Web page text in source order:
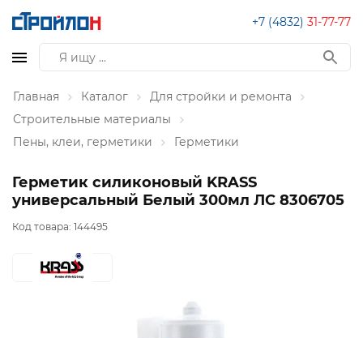
+7 (4832) 31-77-77
Главная Каталог
Для стройки и ремонта
Строительные материалы
Пены, клеи, герметики
Герметики
Герметик силиконовый KRASS
универсальный Белый 300мл ЛС 8306705
Код товара: 144495